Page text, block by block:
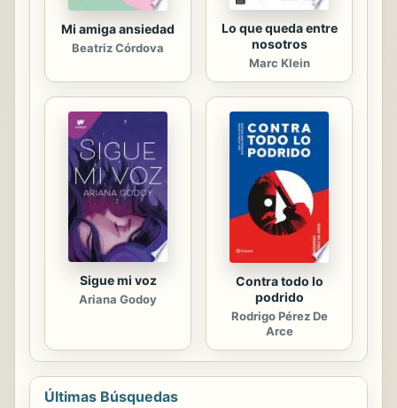
Mi amiga ansiedad
Beatriz Córdova
Lo que queda entre
nosotros
Marc Klein
Sigue mi voz
Ariana Godoy
Contra todo lo
podrido
Rodrigo Pérez De
Arce
Últimas Búsquedas